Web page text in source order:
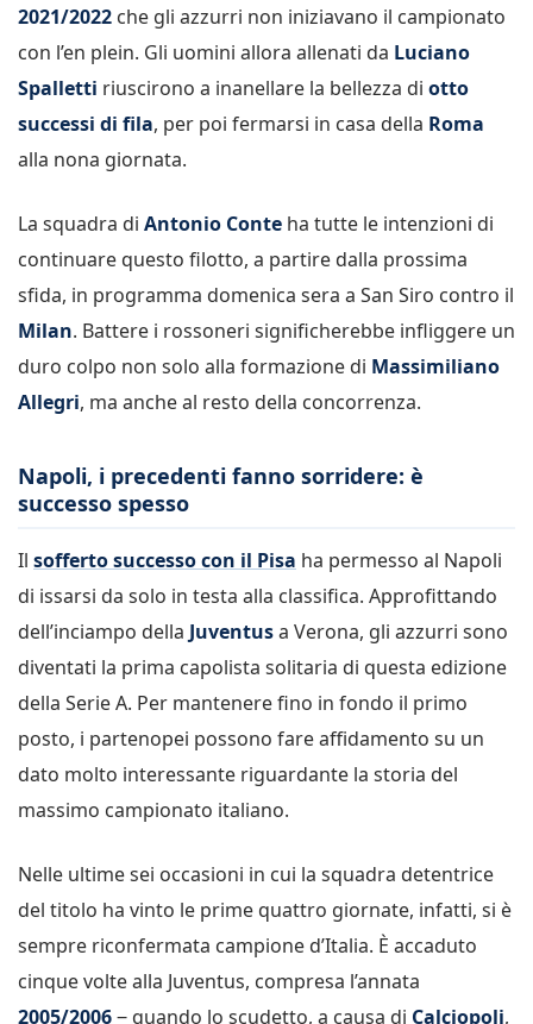
2021/2022 che gli azzurri non iniziavano il campionato
con l’en plein. Gli uomini allora allenati da Luciano
Spalletti riuscirono a inanellare la bellezza di otto
successi di fila, per poi fermarsi in casa della Roma
alla nona giornata.
La squadra di Antonio Conte ha tutte le intenzioni di
continuare questo filotto, a partire dalla prossima
sfida, in programma domenica sera a San Siro contro il
Milan. Battere i rossoneri significherebbe infliggere un
duro colpo non solo alla formazione di Massimiliano
Allegri, ma anche al resto della concorrenza.
Napoli, i precedenti fanno sorridere: è
successo spesso
Il sofferto successo con il Pisa ha permesso al Napoli
di issarsi da solo in testa alla classifica. Approfittando
dell’inciampo della Juventusa Verona, gli azzurri sono
diventati la prima capolista solitaria di questa edizione
della Serie A. Per mantenere fino in fondo il primo
posto, i partenopei possono fare affidamento su un
dato molto interessante riguardante la storia del
massimo campionato italiano.
Nelle ultime sei occasioni in cui la squadra detentrice
del titolo ha vinto le prime quattro giornate, infatti, si è
sempre riconfermata campione d’Italia. È accaduto
cinque volte alla Juventus, compresa l’annata
2005/2006‒ quando lo scudetto, a causa di Calciopoli,